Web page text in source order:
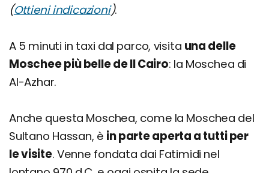
(Ottieni indicazioni).
A 5 minuti in taxi dal parco, visita una delle
Moschee più belle de Il Cairo: la Moschea di
Al-Azhar.
Anche questa Moschea, come la Moschea del
Sultano Hassan, è in parte aperta a tutti per
le visite. Venne fondata dai Fatimidi nel